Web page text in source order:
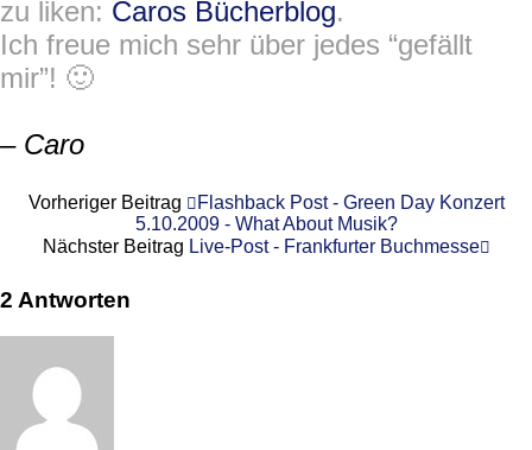
zu liken: Caros Bücherblog.
Ich freue mich sehr über jedes “gefällt
mir”! 🙂
– Caro
Vorheriger Beitrag
Flashback Post - Green Day Konzert
5.10.2009 - What About Musik?
Nächster Beitrag Live-Post - Frankfurter Buchmesse
2 Antworten